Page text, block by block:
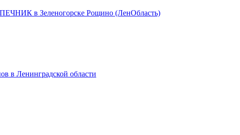
ПЕЧНИК в Зеленогорске Рощино (ЛенОбласть)
в Ленинградской области